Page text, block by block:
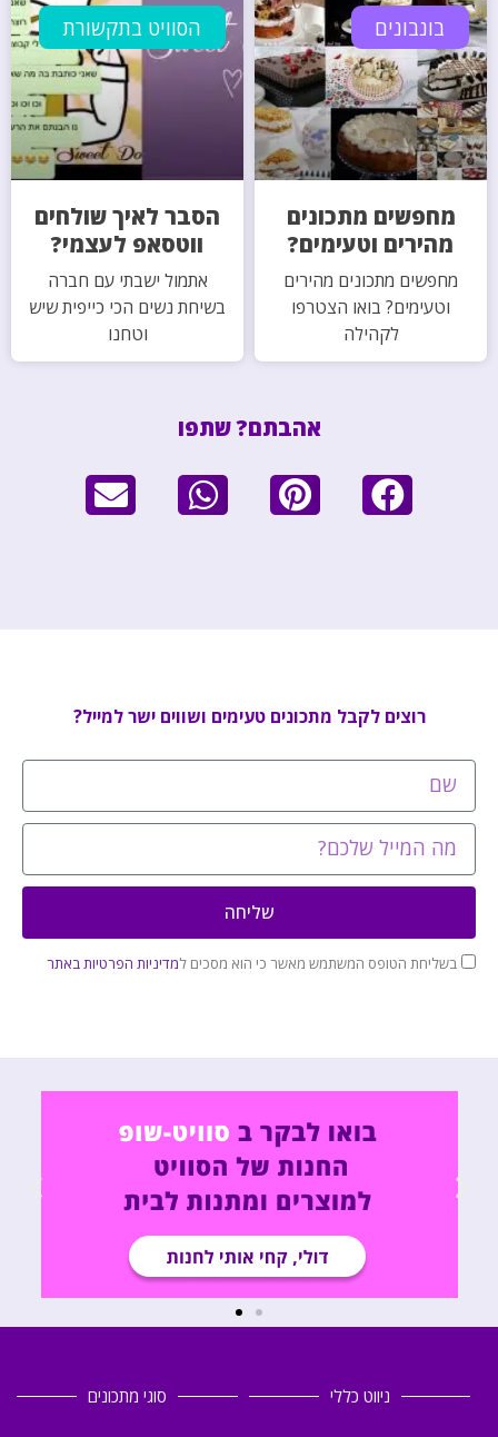
בונבונים
מחפשים מתכונים
מהירים וטעימים?
מחפשים מתכונים מהירים
וטעימים? בואו הצטרפו
לקהילה
הסוויט בתקשורת
הסבר לאיך שולחים
ווטסאפ לעצמי?
אתמול ישבתי עם חברה
בשיחת נשים הכי כייפית שיש
וטחנו
אהבתם? שתפו
רוצים לקבל מתכונים טעימים ושווים ישר למייל?
בשליחת הטופס המשתמש מאשר כי הוא מסכים למדיניות הפרטיות באתר
שליחה
ניווט כללי סוגי מתכונים